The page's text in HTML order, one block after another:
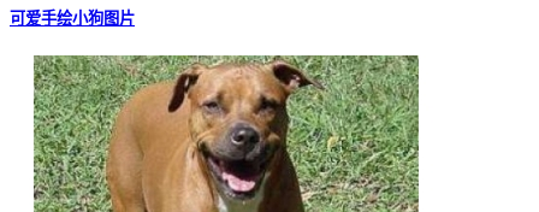
可爱手绘小狗图片